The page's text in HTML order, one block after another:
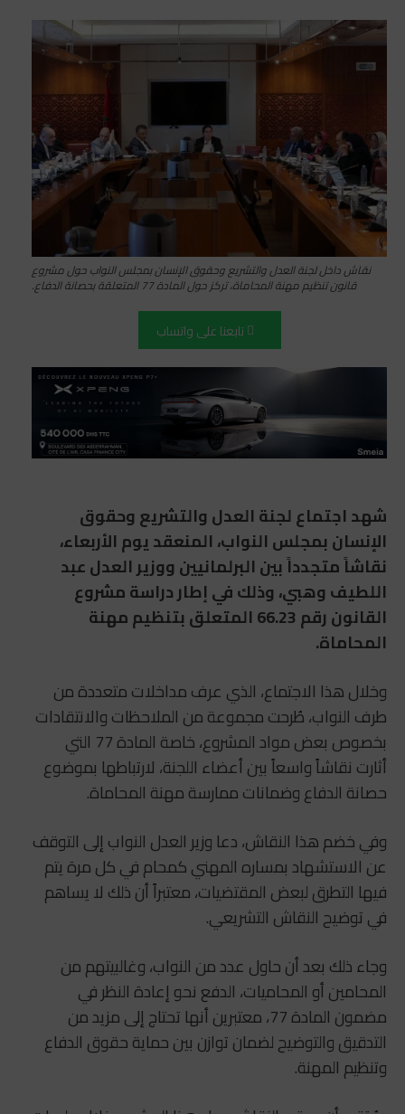
نقاش داخل لجنة العدل والتشريع وحقوق الإنسان بمجلس النواب حول مشروع
قانون تنظيم مهنة المحاماة، تركز حول المادة 77 المتعلقة بحصانة الدفاع.
تابعنا على واتساب
شهد اجتماع لجنة العدل والتشريع وحقوق
الإنسان بمجلس النواب، المنعقد يوم الأربعاء،
نقاشاً متجدداً بين البرلمانيين ووزير العدل عبد
اللطيف وهبي، وذلك في إطار دراسة مشروع
القانون رقم 66.23 المتعلق بتنظيم مهنة
المحاماة.
وخلال هذا الاجتماع، الذي عرف مداخلات متعددة من
طرف النواب، طُرحت مجموعة من الملاحظات والانتقادات
بخصوص بعض مواد المشروع، خاصة المادة 77 التي
أثارت نقاشاً واسعاً بين أعضاء اللجنة، لارتباطها بموضوع
حصانة الدفاع وضمانات ممارسة مهنة المحاماة.
وفي خضم هذا النقاش، دعا وزير العدل النواب إلى التوقف
عن الاستشهاد بمساره المهني كمحام في كل مرة يتم
فيها التطرق لبعض المقتضيات، معتبراً أن ذلك لا يساهم
في توضيح النقاش التشريعي.
وجاء ذلك بعد أن حاول عدد من النواب، وغالبيتهم من
المحامين أو المحاميات، الدفع نحو إعادة النظر في
مضمون المادة 77، معتبرين أنها تحتاج إلى مزيد من
التدقيق والتوضيح لضمان توازن بين حماية حقوق الدفاع
وتنظيم المهنة.